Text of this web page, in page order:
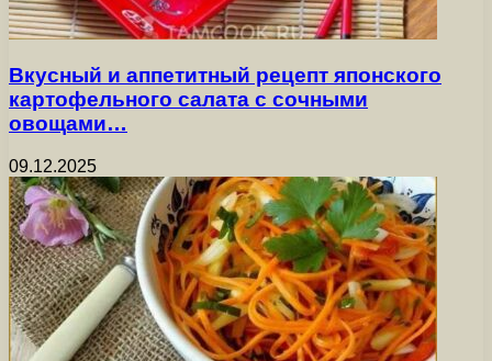
Вкусный и аппетитный рецепт японского
картофельного салата с сочными
овощами…
09.12.2025